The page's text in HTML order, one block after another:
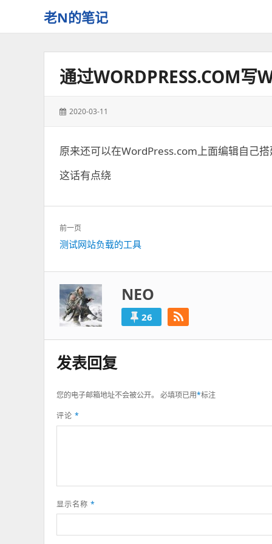
老N的笔记
another
通过WORDPRESS.COM写
发
2020-03-11
原来还可以在WordPress.com上面编辑自己
这话有点绕
文
章
导
航
前一页
上
篇：
测试网站负载的工具
NEO
26
发表回复
您的电子邮箱地址不会被公开。 必填项已用*标注
评论 *
显示名称 *